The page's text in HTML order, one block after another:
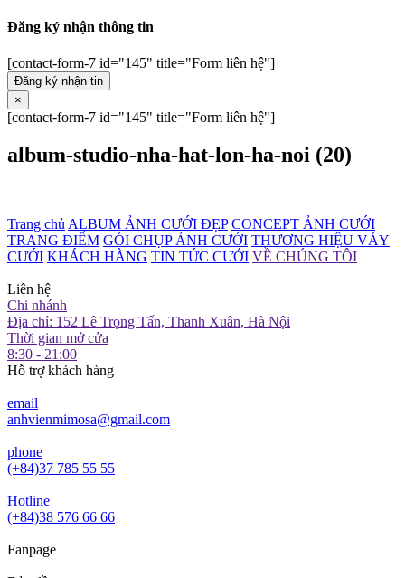
Đăng ký nhận thông tin
[contact-form-7 id="145" title="Form liên hệ"]
Đăng ký nhận tin
×
[contact-form-7 id="145" title="Form liên hệ"]
album-studio-nha-hat-lon-ha-noi (20)
Trang chủ ALBUM ẢNH CƯỚI ĐẸP CONCEPT ẢNH CƯỚI
TRANG ĐIỂM GÓI CHỤP ẢNH CƯỚI THƯƠNG HIỆU VÁY
CƯỚI KHÁCH HÀNG TIN TỨC CƯỚI VỀ CHÚNG TÔI
Liên hệ
Chi nhánh
Địa chỉ: 152 Lê Trọng Tấn, Thanh Xuân, Hà Nội
Thời gian mở cửa
8:30 - 21:00
Hỗ trợ khách hàng
email
anhvienmimosa@gmail.com
phone
(+84)37 785 55 55
Hotline
(+84)38 576 66 66
Fanpage